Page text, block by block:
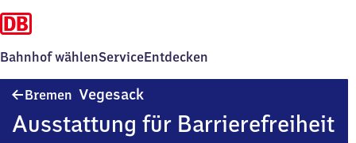
Bahnhof wählenServiceEntdecken
Bremen Vegesack
Ausstattung für Barrierefreiheit